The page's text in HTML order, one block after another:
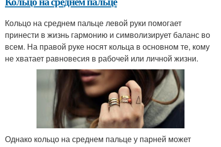
Кольцо на среднем пальце левой руки помогает
принести в жизнь гармонию и символизирует баланс во
всем. На правой руке носят кольца в основном те, кому
не хватает равновесия в рабочей или личной жизни.
Однако кольцо на среднем пальце у парней может